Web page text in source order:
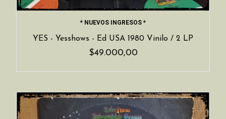
* NUEVOS INGRESOS *
YES - Yesshows - Ed USA 1980 Vinilo / 2 LP
$49.000,00